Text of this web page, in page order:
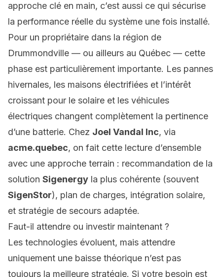
approche clé en main, c’est aussi ce qui sécurise
la performance réelle du système une fois installé.
Pour un propriétaire dans la région de
Drummondville — ou ailleurs au Québec — cette
phase est particulièrement importante. Les pannes
hivernales, les maisons électrifiées et l’intérêt
croissant pour le solaire et les véhicules
électriques changent complètement la pertinence
d’une batterie. Chez Joel Vandal Inc, via
acme.quebec, on fait cette lecture d’ensemble
avec une approche terrain : recommandation de la
solution Sigenergy la plus cohérente (souvent
SigenStor), plan de charges, intégration solaire,
et stratégie de secours adaptée.
Faut-il attendre ou investir maintenant ?
Les technologies évoluent, mais attendre
uniquement une baisse théorique n’est pas
toujours la meilleure stratégie. Si votre besoin est